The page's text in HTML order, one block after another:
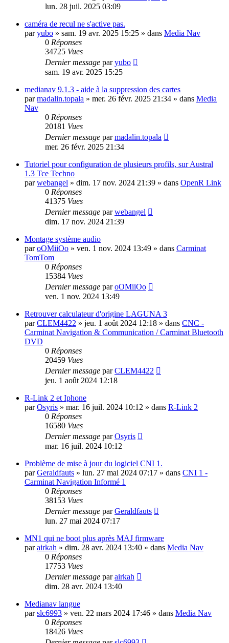
lun. 28 juil. 2025 03:09
caméra de recul ne s'active pas.
paryubo » sam. 19 avr. 2025 15:25 » dans Media Nav
0 Réponses
34725 Vues
Dernier message paryubo
sam. 19 avr. 2025 15:25
medianav 9.1.3 - aide à la suppression des cartes
parmadalin.topala » mer. 26 févr. 2025 21:34 » dans Media
Nav
0 Réponses
20181 Vues
Dernier message parmadalin.topala
mer. 26 févr. 2025 21:34
Tutoriel pour configuration de plusieurs profils, sur Austral
1.3 Tce Techno
parwebangel » dim. 17 nov. 2024 21:39 » dans OpenR Link
0 Réponses
41375 Vues
Dernier message parwebangel
dim. 17 nov. 2024 21:39
Montage système audio
paroOMiiOo » ven. 1 nov. 2024 13:49 » dans Carminat
TomTom
0 Réponses
15384 Vues
Dernier message paroOMiiOo
ven. 1 nov. 2024 13:49
Retrouver calculateur d'origine LAGUNA 3
parCLEM4422 » jeu. 1 août 2024 12:18 » dans CNC -
Carminat Navigation & Communication / Carminat Bluetooth
DVD
0 Réponses
20459 Vues
Dernier message parCLEM4422
jeu. 1 août 2024 12:18
R-Link 2 et Iphone
parOsyris » mar. 16 juil. 2024 10:12 » dans R-Link 2
0 Réponses
16580 Vues
Dernier message parOsyris
mar. 16 juil. 2024 10:12
Problème de mise à jour du logiciel CNI 1.
parGeraldfauts » lun. 27 mai 2024 07:17 » dans CNI 1 -
Carminat Navigation Informé 1
0 Réponses
38153 Vues
Dernier message parGeraldfauts
lun. 27 mai 2024 07:17
MN1 qui ne boot plus après MAJ firmware
parairkah » dim. 28 avr. 2024 13:40 » dans Media Nav
0 Réponses
17753 Vues
Dernier message parairkah
dim. 28 avr. 2024 13:40
Medianav langue
parslc6993 » ven. 22 mars 2024 17:46 » dans Media Nav
0 Réponses
18426 Vues